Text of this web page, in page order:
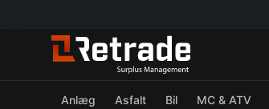
Anlæg Asfalt Bil MC & ATV